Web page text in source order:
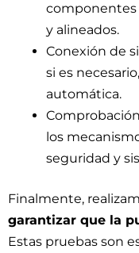
componentes
y alineados.
Conexión de
si es
automática.
los
seguridad y
Finalmente,
garantizar que la
Estas pruebas son